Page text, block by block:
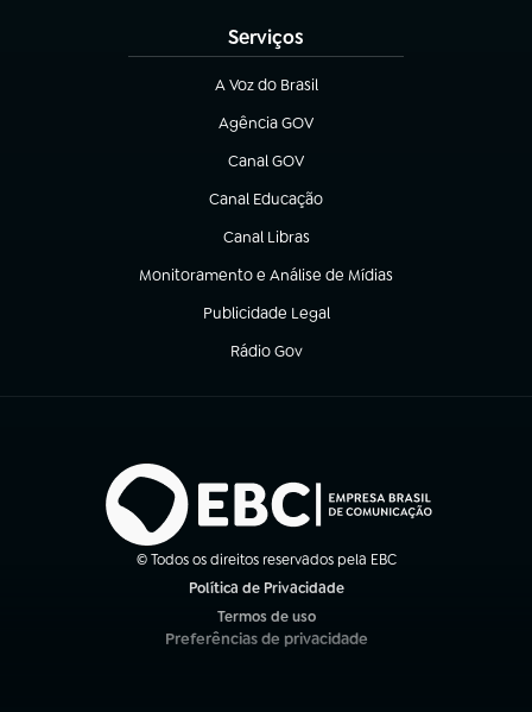
Serviços
A Voz do Brasil
(abre em nova aba)
Agência GOV
(abre em nova aba)
Canal GOV
(abre em nova aba)
Canal Educação
(abre em nova aba)
Canal Libras
(abre em nova aba)
Monitoramento e Análise de Mídias
(abre em nova aba)
Publicidade Legal
(abre em nova aba)
Rádio Gov
(abre em nova aba)
© Todos os direitos reservados pela EBC
Política de Privacidade
Termos de uso
(abre em nova aba)
Preferências de privacidade